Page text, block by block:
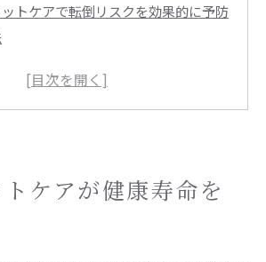
トケアで転倒リスクを効果的に予防
ポイント
トケアと健康寿命の密接な関係を解
トケアの重要性と日常生活への好影
ケアが健康寿命を